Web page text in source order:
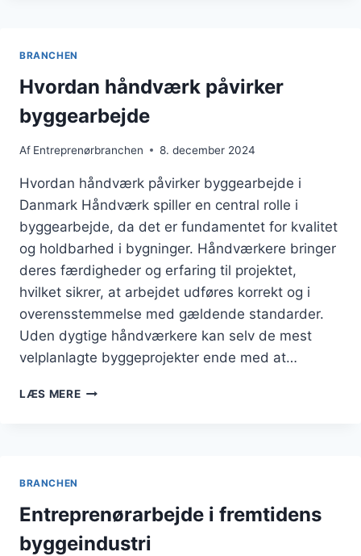
BRANCHEN
Hvordan håndværk påvirker
byggearbejde
Af Entreprenørbranchen 8. december 2024
Hvordan håndværk påvirker byggearbejde i
Danmark Håndværk spiller en central rolle i
byggearbejde, da det er fundamentet for kvalitet
og holdbarhed i bygninger. Håndværkere bringer
deres færdigheder og erfaring til projektet,
hvilket sikrer, at arbejdet udføres korrekt og i
overensstemmelse med gældende standarder.
Uden dygtige håndværkere kan selv de mest
velplanlagte byggeprojekter ende med at…
LÆS MEREHVORDAN
BRANCHEN
Entreprenørarbejde i fremtidens
byggeindustri